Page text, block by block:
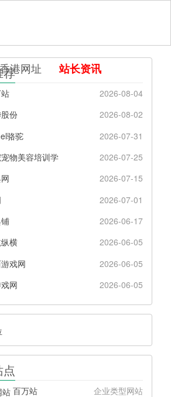
香港网址 站长资讯
荐
2026-08-04
份
2026-08-02
骆驼
2026-07-31
物美容培训学
2026-07-25
2026-07-15
2026-07-01
2026-06-17
横
2026-06-05
戏网
2026-06-05
网
2026-06-05
百万站
企业类型网站